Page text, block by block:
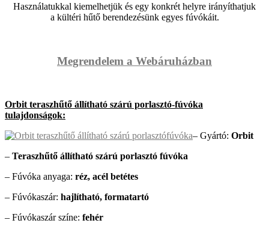
Használatukkal kiemelhetjük és egy konkrét helyre irányíthatjuk
a kültéri hűtő berendezésünk egyes fúvókáit.
Megrendelem a Webáruházban
Orbit teraszhűtő állítható szárú porlasztó-fúvóka
tulajdonságok:
– Gyártó: Orbit
– Teraszhűtő állítható szárú porlasztó fúvóka
– Fúvóka anyaga: réz, acél betétes
– Fúvókaszár: hajlítható, formatartó
– Fúvókaszár színe: fehér